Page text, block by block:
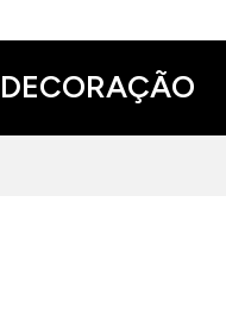
DECORAÇÃO